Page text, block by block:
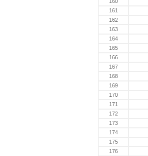
161
162
163
164
165
166
167
168
169
170
171
172
173
174
175
176